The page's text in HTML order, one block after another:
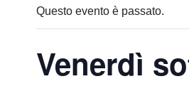
Questo evento è passato.
Venerdì